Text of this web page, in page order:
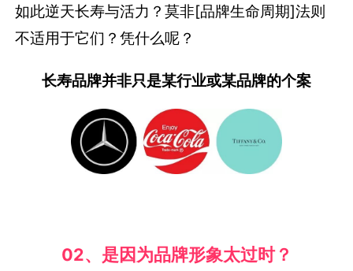
如此逆天长寿与活力？莫非[品牌生命周期]法则
不适用于它们？凭什么呢？
长寿品牌并非只是某行业或某品牌的个案
02、是因为品牌形象太过时？